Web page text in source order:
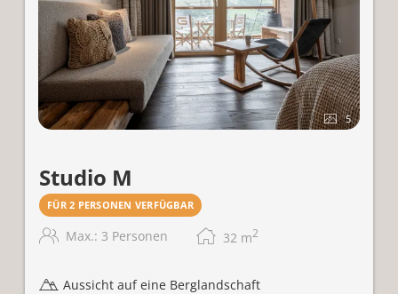
5
Studio M
FÜR 2 PERSONEN VERFÜGBAR
Max.: 3 Personen 32 m2
Aussicht auf eine Berglandschaft